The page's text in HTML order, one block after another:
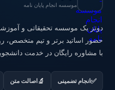
موسسه انجام پایان نامه
با مشاوره رایگان در خدمت
✅ انجام تضمینی 🔬 اصالت متن